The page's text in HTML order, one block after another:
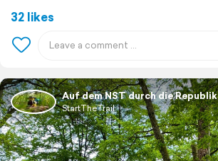
32 likes
Auf dem NST durch die Republik
StartTheTrail